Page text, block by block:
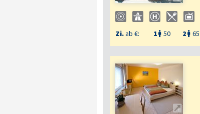
Zi.ab €: 1  50 2  65
